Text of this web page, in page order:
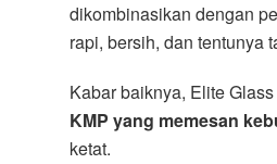
dikombinasikan dengan
rapi, bersih, dan tentunya
Kabar baiknya, Elite
KMP yang memesan
ketat.